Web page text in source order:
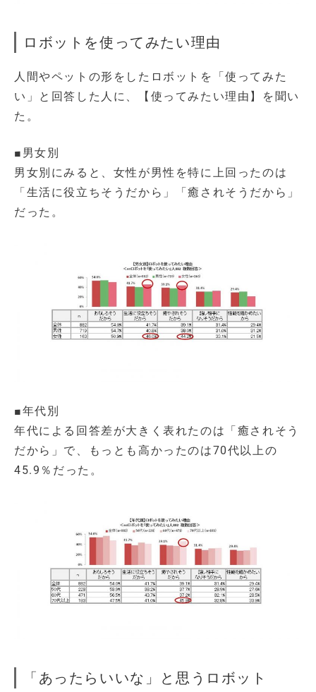
ロボットを使ってみたい理由
人間やペットの形をしたロボットを「使ってみた
い」と回答した人に、【使ってみたい理由】を聞い
た。
■男女別
男女別にみると、女性が男性を特に上回ったのは
「生活に役立ちそうだから」「癒されそうだから」
だった。
■年代別
年代による回答差が大きく表れたのは「癒されそう
だから」で、もっとも高かったのは70代以上の
45.9％だった。
「あったらいいな」と思うロボット